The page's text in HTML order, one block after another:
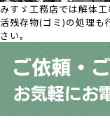
みすゞ工務店では解体
活残存物(ゴミ)の処理も
さい。